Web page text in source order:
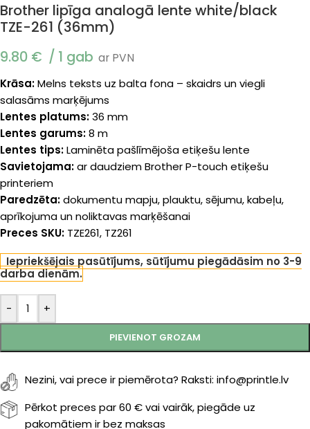
Brother lipīga analogā lente white/black
TZE-261 (36mm)
9.80 € 1 gab ar PVN
Krāsa:Melns teksts uz balta fona – skaidrs un viegli
salasāms marķējums
Lentes platums:36 mm
Lentes garums:8 m
Lentes tips:Laminēta pašlīmējoša etiķešu lente
Savietojama:ar daudziem Brother P-touch etiķešu
printeriem
Paredzēta:dokumentu mapju, plauktu, sējumu, kabeļu,
aprīkojuma un noliktavas marķēšanai
Preces SKU: TZE261, TZ261
Iepriekšējais pasūtījums, sūtījumu piegādāsim no 3-9
darba dienām.
- +
PIEVIENOT GROZAM
Nezini, vai prece ir piemērota? Raksti: info@printle.lv
Pērkot preces par 60 € vai vairāk, piegāde uz
pakomātiem ir bez maksas